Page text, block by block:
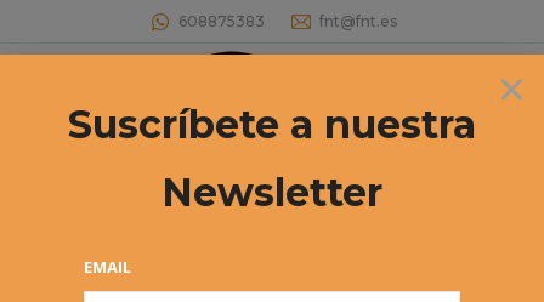
608875383 fnt@fnt.es
Buscar:
VIII Jornadas Técnicas de
×
Suscríbete a nuestra
Newsletter
EMAIL